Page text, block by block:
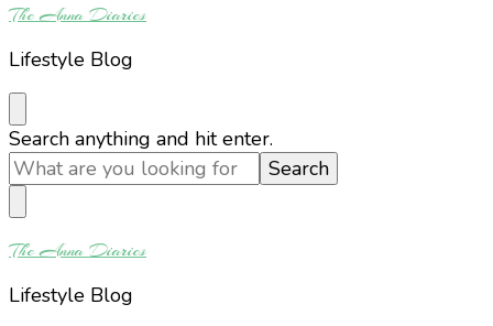
The Anna Diaries
Lifestyle Blog
Looking
for
Something?
Search anything and hit enter.
The Anna Diaries
Lifestyle Blog